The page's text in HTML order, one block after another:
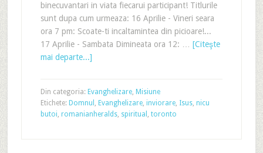
binecuvantari in viata fiecarui participant! Titlurile
sunt dupa cum urmeaza: 16 Aprilie - Vineri seara
ora 7 pm: Scoate-ti incaltamintea din picioare!...
17 Aprilie - Sambata Dimineata ora 12: … [Citeşte
mai departe...]
Din categoria: Evanghelizare, Misiune
Etichete: Domnul , Evanghelizare, inviorare, Isus, nicu
butoi, romanianheralds, spiritual , toronto